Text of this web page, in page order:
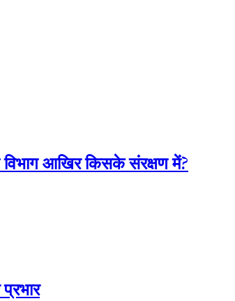
विभाग आखिर किसके संरक्षण में?